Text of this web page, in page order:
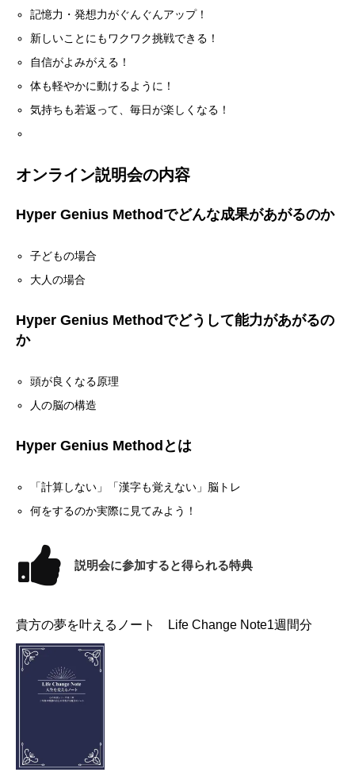
記憶力・発想力がぐんぐんアップ！
新しいことにもワクワク挑戦できる！
自信がよみがえる！
体も軽やかに動けるように！
気持ちも若返って、毎日が楽しくなる！
オンライン説明会の内容
Hyper Genius Methodでどんな成果があがるのか
子どもの場合
大人の場合
Hyper Genius Methodでどうして能力があがるの
か
頭が良くなる原理
人の脳の構造
Hyper Genius Methodとは
「計算しない」「漢字も覚えない」脳トレ
何をするのか実際に見てみよう！
説明会に参加すると得られる特典
貴方の夢を叶えるノート Life Change Note1週間分